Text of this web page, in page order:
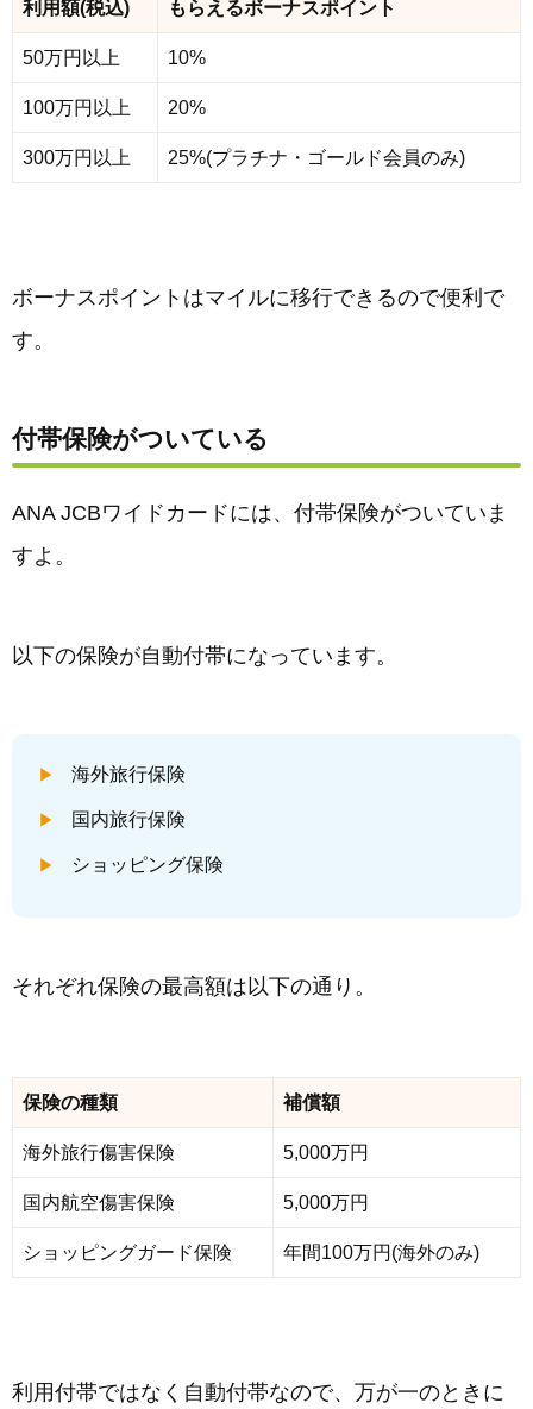
利用額(税込) もらえるボーナスポイント
50万円以上 10%
100万円以上 20%
300万円以上 25%(プラチナ・ゴールド会員のみ)
ボーナスポイントはマイルに移行できるので便利で
す。
付帯保険がついている
ANA JCBワイドカードには、付帯保険がついていま
すよ。
以下の保険が自動付帯になっています。
海外旅行保険
国内旅行保険
ショッピング保険
それぞれ保険の最高額は以下の通り。
保険の種類 補償額
海外旅行傷害保険 5,000万円
国内航空傷害保険 5,000万円
ショッピングガード保険 年間100万円(海外のみ)
利用付帯ではなく自動付帯なので、万が一のときに